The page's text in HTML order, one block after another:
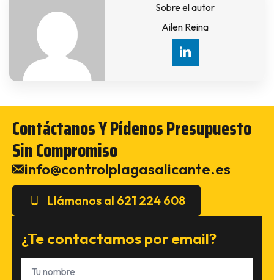
Sobre el autor
Ailen Reina
Contáctanos Y Pídenos Presupuesto
Sin Compromiso
info@controlplagasalicante.es
Llámanos al 621 224 608
¿Te contactamos por email?
Nombre